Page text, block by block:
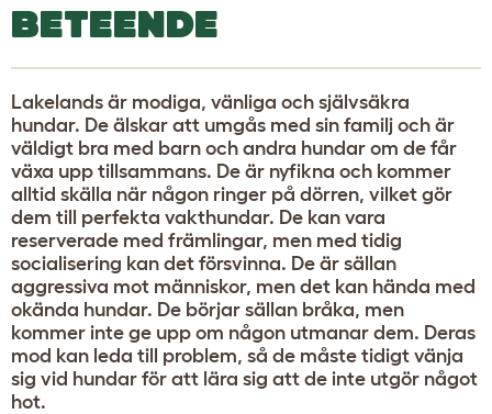
BETEENDE
Lakelands är modiga, vänliga och självsäkra
hundar. De älskar att umgås med sin familj och är
väldigt bra med barn och andra hundar om de får
växa upp tillsammans. De är nyfikna och kommer
alltid skälla när någon ringer på dörren, vilket gör
dem till perfekta vakthundar. De kan vara
reserverade med främlingar, men med tidig
socialisering kan det försvinna. De är sällan
aggressiva mot människor, men det kan hända med
okända hundar. De börjar sällan bråka, men
kommer inte ge upp om någon utmanar dem. Deras
mod kan leda till problem, så de måste tidigt vänja
sig vid hundar för att lära sig att de inte utgör något
hot.